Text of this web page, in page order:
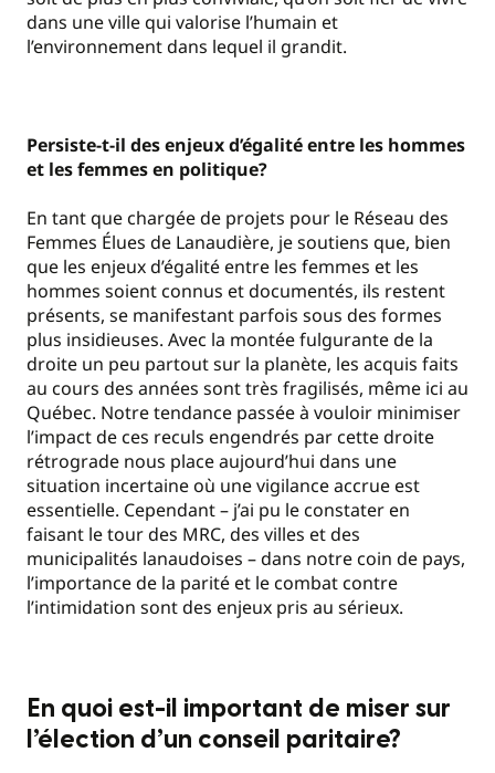
dans une ville qui valorise l’humain et
l’environnement dans lequel il grandit.
Persiste-t-il des enjeux d’égalité entre les hommes
et les femmes en politique?
En tant que chargée de projets pour le Réseau des
Femmes Élues de Lanaudière, je soutiens que, bien
que les enjeux d’égalité entre les femmes et les
hommes soient connus et documentés, ils restent
présents, se manifestant parfois sous des formes
plus insidieuses. Avec la montée fulgurante de la
droite un peu partout sur la planète, les acquis faits
au cours des années sont très fragilisés, même ici au
Québec. Notre tendance passée à vouloir minimiser
l’impact de ces reculs engendrés par cette droite
rétrograde nous place aujourd’hui dans une
situation incertaine où une vigilance accrue est
essentielle. Cependant – j’ai pu le constater en
faisant le tour des MRC, des villes et des
municipalités lanaudoises – dans notre coin de pays,
l’importance de la parité et le combat contre
l’intimidation sont des enjeux pris au sérieux.
En quoi est-il important de miser sur
l’élection d’un conseil paritaire?